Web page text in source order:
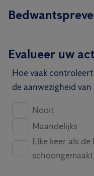
Evalueer uw
Hoe vaak
de aanwezigheid
Nooit
Maandelijks
Elke keer als
schoongemaakt